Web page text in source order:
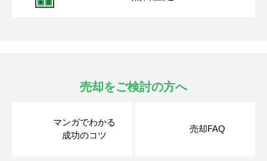
売却をご検討の方へ
マンガでわかる
成功のコツ
売却FAQ